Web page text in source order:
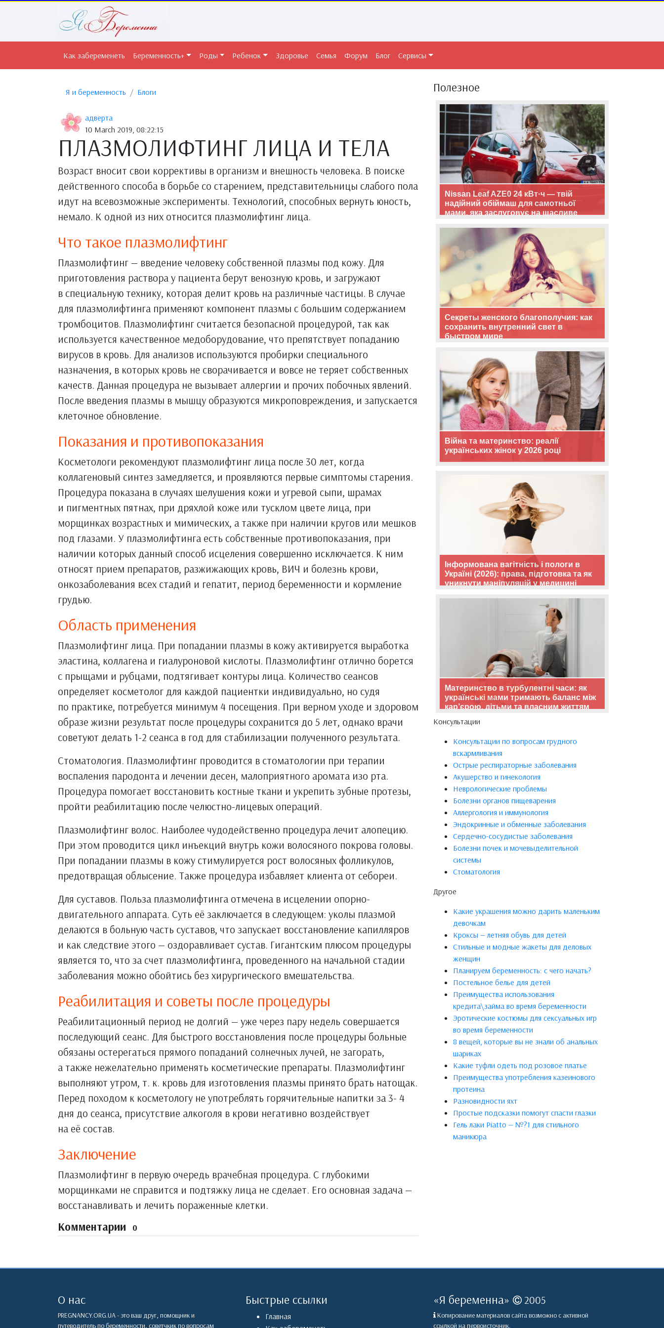
Как забеременеть Беременность+ Роды Ребенок Здоровье Семья Форум Блог Сервисы
Я и беременность Блоги
адверта
10 March 2019, 08:22:15
ПЛАЗМОЛИФТИНГ ЛИЦА И ТЕЛА
Возраст вносит свои коррективы в организм и внешность человека. В поиске
действенного способа в борьбе со старением, представительницы слабого пола
идут на всевозможные эксперименты. Технологий, способных вернуть юность,
немало. К одной из них относится плазмолифтинг лица.
Что такое плазмолифтинг
Плазмолифтинг — введение человеку собственной плазмы под кожу. Для
приготовления раствора у пациента берут венозную кровь, и загружают
в специальную технику, которая делит кровь на различные частицы. В случае
для плазмолифтинга применяют компонент плазмы с большим содержанием
тромбоцитов. Плазмолифтинг считается безопасной процедурой, так как
используется качественное медоборудование, что препятствует попаданию
вирусов в кровь. Для анализов используются пробирки специального
назначения, в которых кровь не сворачивается и вовсе не теряет собственных
качеств. Данная процедура не вызывает аллергии и прочих побочных явлений.
После введения плазмы в мышцу образуются микроповреждения, и запускается
клеточное обновление.
Показания и противопоказания
Косметологи рекомендуют плазмолифтинг лица после 30 лет, когда
коллагеновый синтез замедляется, и проявляются первые симптомы старения.
Процедура показана в случаях шелушения кожи и угревой сыпи, шрамах
и пигментных пятнах, при дряхлой коже или тусклом цвете лица, при
морщинках возрастных и мимических, а также при наличии кругов или мешков
под глазами. У плазмолифтинга есть собственные противопоказания, при
наличии которых данный способ исцеления совершенно исключается. К ним
относят прием препаратов, разжижающих кровь, ВИЧ и болезнь крови,
онкозаболевания всех стадий и гепатит, период беременности и кормление
грудью.
Область применения
Плазмолифтинг лица. При попадании плазмы в кожу активируется выработка
эластина, коллагена и гиалуроновой кислоты. Плазмолифтинг отлично борется
с прыщами и рубцами, подтягивает контуры лица. Количество сеансов
определяет косметолог для каждой пациентки индивидуально, но судя
по практике, потребуется минимум 4 посещения. При верном уходе и здоровом
образе жизни результат после процедуры сохранится до 5 лет, однако врачи
советуют делать 1-2 сеанса в год для стабилизации полученного результата.
Стоматология. Плазмолифтинг проводится в стоматологии при терапии
воспаления пародонта и лечении десен, малоприятного аромата изо рта.
Процедура помогает восстановить костные ткани и укрепить зубные протезы,
пройти реабилитацию после челюстно-лицевых операций.
Плазмолифтинг волос. Наиболее чудодейственно процедура лечит алопецию.
При этом проводится цикл инъекций внутрь кожи волосяного покрова головы.
При попадании плазмы в кожу стимулируется рост волосяных фолликулов,
предотвращая облысение. Также процедура избавляет клиента от себореи.
Для суставов. Польза плазмолифтинга отмечена в исцелении опорно-
двигательного аппарата. Суть её заключается в следующем: уколы плазмой
делаются в больную часть суставов, что запускает восстановление капилляров
и как следствие этого — оздоравливает сустав. Гигантским плюсом процедуры
является то, что за счет плазмолифтинга, проведенного на начальной стадии
заболевания можно обойтись без хирургического вмешательства.
Реабилитация и советы после процедуры
Реабилитационный период не долгий — уже через пару недель совершается
последующий сеанс. Для быстрого восстановления после процедуры больные
обязаны остерегаться прямого попаданий солнечных лучей, не загорать,
а также нежелательно применять косметические препараты. Плазмолифтинг
выполняют утром, т. к. кровь для изготовления плазмы принято брать натощак.
Перед походом к косметологу не употреблять горячительные напитки за 3- 4
дня до сеанса, присутствие алкоголя в крови негативно воздействует
на её состав.
Заключение
Плазмолифтинг в первую очередь врачебная процедура. С глубокими
морщинками не справится и подтяжку лица не сделает. Его основная задача —
восстанавливать и лечить пораженные клетки.
Комментарии 0
Полезное
Nissan Leaf AZE0 24 кВт·ч — твій
надійний обіймаш для самотньої
мами, яка заслуговує на щасливе
Секреты женского благополучия: как
сохранить внутренний свет в
быстром мире
Війна та материнство: реалії
українських жінок у 2026 році
Інформована вагітність і пологи в
Україні (2026): права, підготовка та як
уникнути маніпуляцій у медицині
Материнство в турбулентні часи: як
українські мами тримають баланс між
кар’єрою, дітьми та власним життям
Консультации
Консультации по вопросам грудного
вскармливания
Острые респираторные заболевания
Акушерство и гинекология
Неврологические проблемы
Болезни органов пищеварения
Аллергология и иммунология
Эндокринные и обменные заболевания
Сердечно-сосудистые заболевания
Болезни почек и мочевыделительной
системы
Стоматология
Другое
Какие украшения можно дарить маленьким
девочкам
Кроксы — летняя обувь для детей
Стильные и модные жакеты для деловых
женщин
Планируем беременность: с чего начать?
Постельное белье для детей
Преимущества использования
кредита\займа во время беременности
Эротические костюмы для сексуальных игр
во время беременности
8 вещей, которые вы не знали об анальных
шариках
Какие туфли одеть под розовое платье
Преимущества употребления казеинового
протеина
Разновидности яхт
Простые подсказки помогут спасти глазки
Гель лаки Piatto — №?1 для стильного
маникюра
О нас
PREGNANCY.ORG.UA - это ваш друг, помощник и
путеводитель по беременности, советчкик по вопросам
Быстрые ссылки
Главная
«Я беременна» 2005
Копирование материалов сайта возможно с активной
ссылкой на первоисточник.